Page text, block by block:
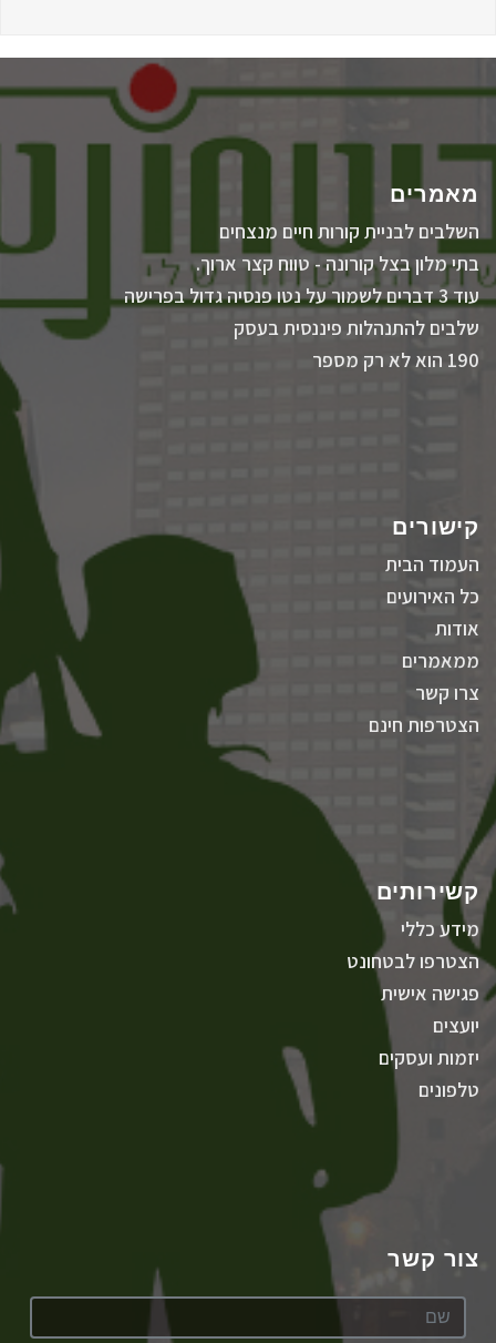
מאמרים
השלבים לבניית קורות חיים מנצחים
בתי מלון בצל קורונה - טווח קצר ארוך.
עוד 3 דברים לשמור על נטו פנסיה גדול בפרישה
שלבים להתנהלות פיננסית בעסק
190 הוא לא רק מספר
קישורים
העמוד הבית
כל האירועים
אודות
ממאמרים
צרו קשר
הצטרפות חינם
קשירותים
מידע כללי
הצטרפו לבטחונט
פגישה אישית
יועצים
יזמות ועסקים
טלפונים
צור קשר